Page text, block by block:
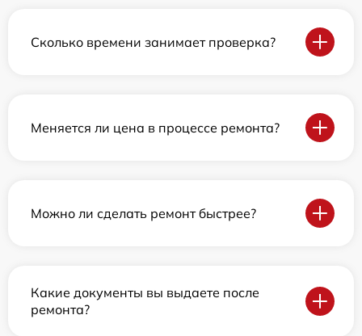
Сколько времени занимает проверка?
Меняется ли цена в процессе ремонта?
Можно ли сделать ремонт быстрее?
Какие документы вы выдаете после
ремонта?